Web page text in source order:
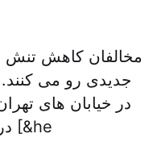
مخالفان کاهش تنش و
جدیدی رو می
در خیابان های
در پایتخت ایران برگزار شود. دراین جشنواره در مجموع ۹ میلیارد و [&he